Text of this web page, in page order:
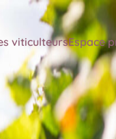
viticulteursEspace